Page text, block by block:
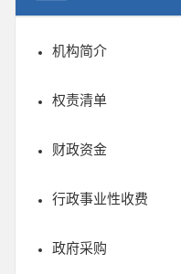
机构简介
权责清单
财政资金
行政事业性收费
政府采购